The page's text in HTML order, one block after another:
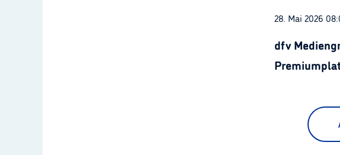
28. Mai 2026
dfv